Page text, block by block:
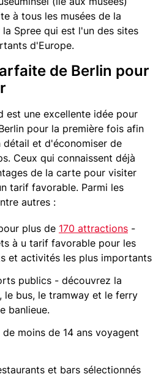
à tous les musées de la
Spree qui est l'un des sites
d'Europe.
de Berlin pour
est une excellente idée pour
pour la première fois afin
et d'économiser de
Ceux qui connaissent déjà
de la carte pour visiter
tarif favorable. Parmi les
autres :
plus de 170 attractions -
à u tarif favorable pour les
et activités les plus importants
publics - découvrez la
le bus, le tramway et le ferry
banlieue.
moins de 14 ans voyagent
et bars sélectionnés